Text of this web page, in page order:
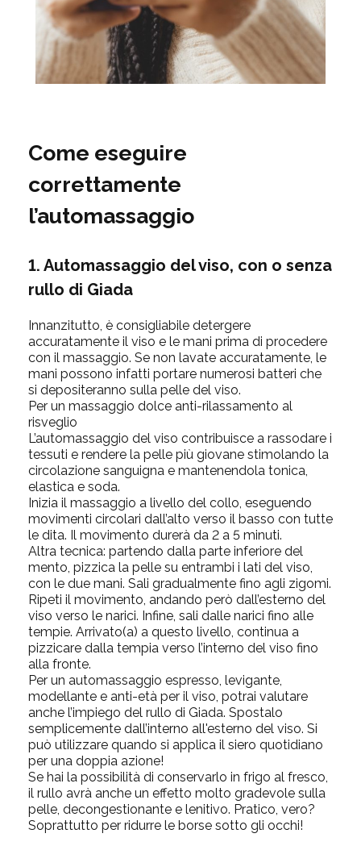
Come eseguire
correttamente
l’automassaggio
1. Automassaggio del viso, con o senza
rullo di Giada
Innanzitutto, è consigliabile detergere
accuratamente il viso e le mani prima di procedere
con il massaggio. Se non lavate accuratamente, le
mani possono infatti portare numerosi batteri che
si depositeranno sulla pelle del viso.
Per un massaggio dolce anti-rilassamento al
risveglio
L’automassaggio del viso contribuisce a rassodare i
tessuti e rendere la pelle più giovane stimolando la
circolazione sanguigna e mantenendola tonica,
elastica e soda.
Inizia il massaggio a livello del collo, eseguendo
movimenti circolari dall’alto verso il basso con tutte
le dita. Il movimento durerà da 2 a 5 minuti.
Altra tecnica: partendo dalla parte inferiore del
mento, pizzica la pelle su entrambi i lati del viso,
con le due mani. Sali gradualmente fino agli zigomi.
Ripeti il movimento, andando però dall’esterno del
viso verso le narici. Infine, sali dalle narici fino alle
tempie. Arrivato(a) a questo livello, continua a
pizzicare dalla tempia verso l’interno del viso fino
alla fronte.
Per un automassaggio espresso, levigante,
modellante e anti-età per il viso, potrai valutare
anche l’impiego del rullo di Giada. Spostalo
semplicemente dall’interno all'esterno del viso. Si
può utilizzare quando si applica il siero quotidiano
per una doppia azione!
Se hai la possibilità di conservarlo in frigo al fresco,
il rullo avrà anche un effetto molto gradevole sulla
pelle, decongestionante e lenitivo. Pratico, vero?
Soprattutto per ridurre le borse sotto gli occhi!